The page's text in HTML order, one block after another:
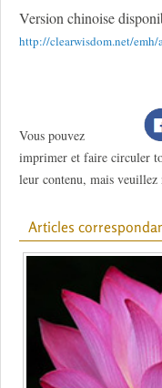
Version chinoise
http://clearwisdom.net/
Vous pouvez
imprimer et faire circuler
leur contenu, mais veuillez
Articles